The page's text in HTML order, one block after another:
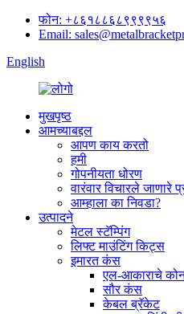
फोन: +८६१८८६८९९९९५६
Email:
English
मुखपृष्ठ
आमच्याबद्दल
आपण काय करतो
हमी
गोपनीयता धोरण
वारंवार विचारले जाणारे
आम्हाला का निवडा?
उत्पादने
मेटल स्टॅम्पिंग
लिफ्ट माउंटिंग किट्स
इमारत कंस
एल-आकाराचे
सौर कंस
केबल ब्रॅकेट